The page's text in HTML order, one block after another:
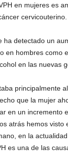
en mujeres es
cervicouterino.
detectado un
en hombres como
en las nuevas
principalmente
que la mujer
en un incremento
atrás hemos visto
en la
es una de las